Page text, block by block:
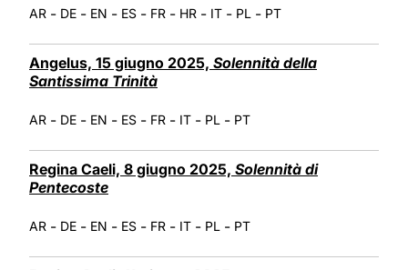
AR - DE - EN - ES - FR - HR - IT - PL - PT
Angelus, 15 giugno 2025, Solennità della
Santissima Trinità
AR - DE - EN - ES - FR - IT - PL - PT
Regina Caeli, 8 giugno 2025, Solennità di
Pentecoste
AR - DE - EN - ES - FR - IT - PL - PT